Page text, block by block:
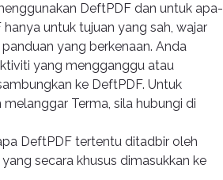
DeftPDF dan untuk apa-
untuk tujuan yang sah, wajar
yang berkenaan. Anda
yang mengganggu atau
ke DeftPDF. Untuk
Terma, sila hubungi di
DeftPDF tertentu ditadbir oleh
secara khusus dimasukkan ke